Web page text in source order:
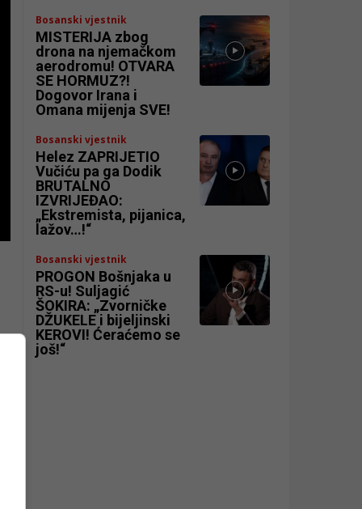
Bosanski vjestnik
MISTERIJA zbog
drona na njemačkom
aerodromu! OTVARA
SE HORMUZ?!
Dogovor Irana i
Omana mijenja SVE!
Bosanski vjestnik
Helez ZAPRIJETIO
Vučiću pa ga Dodik
BRUTALNO
IZVRIJEĐAO:
„Ekstremista, pijanica,
lažov…!“
Bosanski vjestnik
PROGON Bošnjaka u
RS-u! Suljagić
ŠOKIRA: „Zvorničke
DŽUKELE i bijeljinski
KEROVI! Ćeraćemo se
još!“